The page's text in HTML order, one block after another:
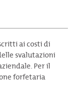
ai costi di
svalutazioni
Per il
forfetaria